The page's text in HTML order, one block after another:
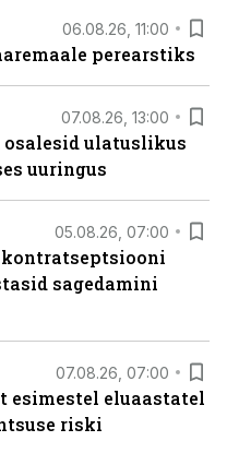
06.08.26, 11:00
perearstiks
07.08.26, 13:00
ulatuslikus
uuringus
05.08.26, 07:00
sagedamini
07.08.26, 07:00
esimestel eluaastatel
riski